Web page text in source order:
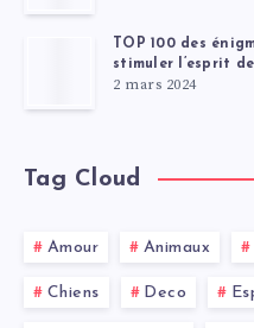
TOP 100 des
stimuler l’esprit
2 mars 2024
Tag Cloud
Amour Animaux
Chiens Deco